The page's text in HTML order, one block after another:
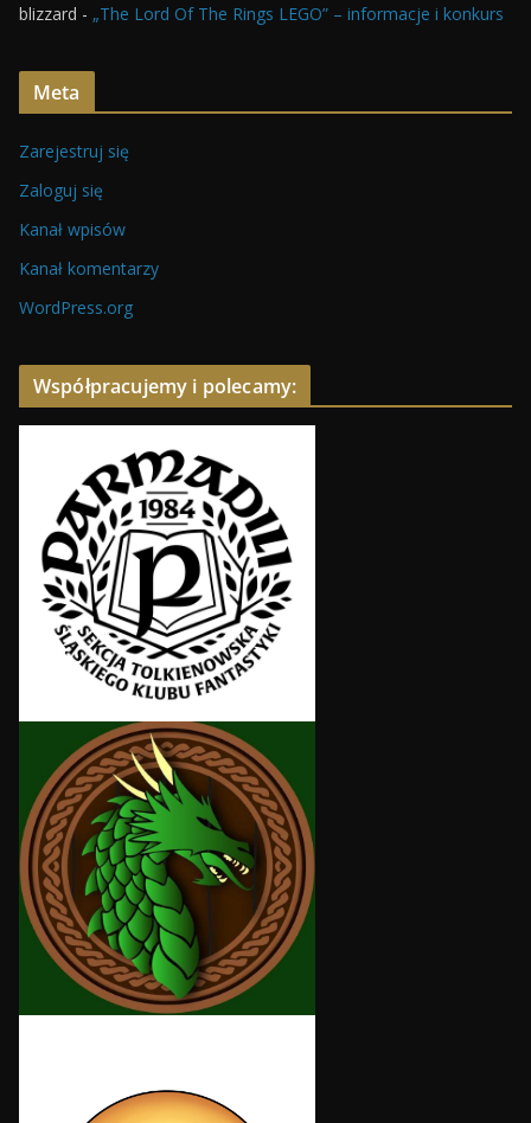
blizzard - „The Lord Of The Rings LEGO” – informacje i konkurs
Meta
Zarejestruj się
Zaloguj się
Kanał wpisów
Kanał komentarzy
WordPress.org
Współpracujemy i polecamy: